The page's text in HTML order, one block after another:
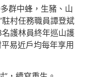
群中蜂，生豬、山
駐村任務職員譚登斌
名護林員終年巡山護
易近戶均每年享用